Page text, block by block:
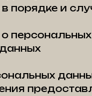
порядке и